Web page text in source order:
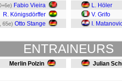
Fabio Vieira
R. Königsdörffer
, 65e) Otto Stange
L. Höler
V. Grifo
I.
ENTRAINEURS
Merlin Polzin Julian